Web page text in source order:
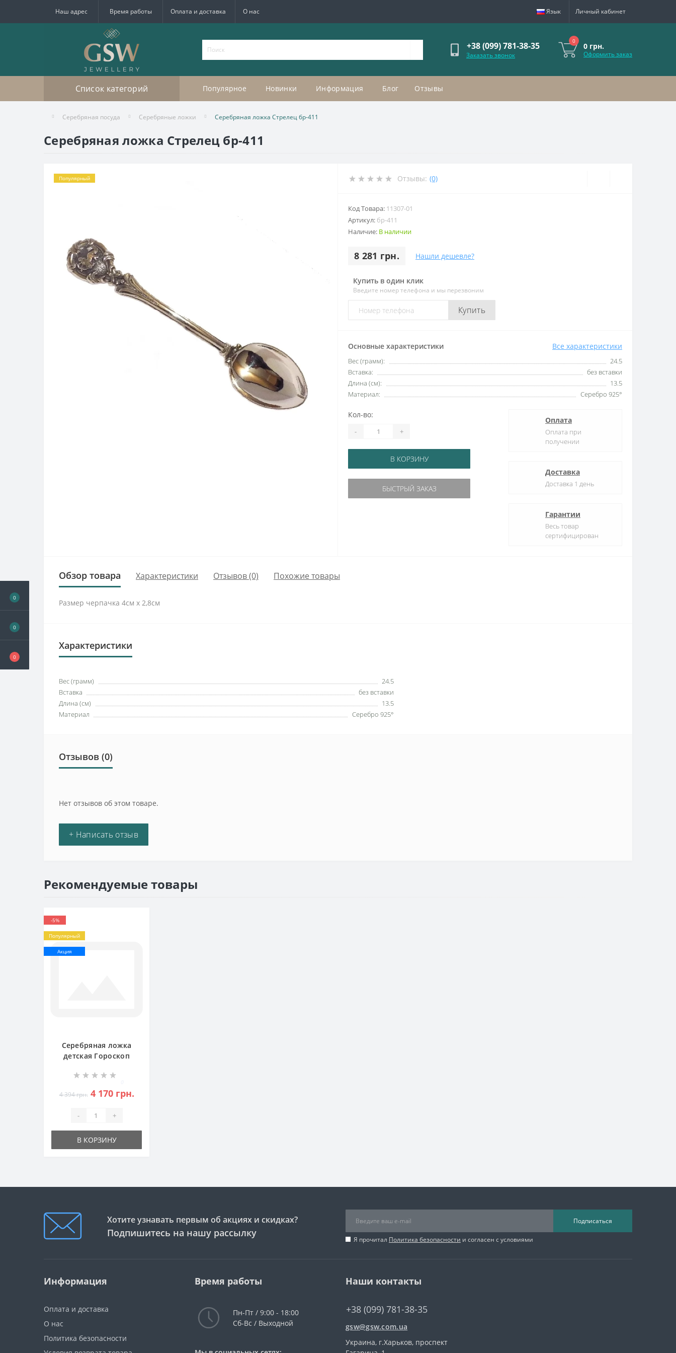
0
0
0
Наш адрес Время работы Оплата и доставка О нас Язык Личный кабинет
+38 (099) 781-38-35
Заказать звонок
0
0 грн.
Оформить заказ
Список категорий Популярное Новинки Информация Блог Отзывы
Серебряная посуда Серебряные ложки Серебряная ложка Стрелец бр-411
Серебряная ложка Стрелец бр-411
Популярный Отзывы: (0)
Код Товара: 11307-01
Артикул: бр-411
Наличие: В наличии
8 281 грн. Нашли дешевле?
Купить в один клик
Введите номер телефона и мы перезвоним
Купить
Основные характеристики Все характеристики
Вес (грамм):
24.5
Вставка:
без вставки
Длина (см):
13.5
Материал:
Серебро 925°
Кол-во:
- +
В КОРЗИНУ
БЫСТРЫЙ ЗАКАЗ
Оплата
Оплата при
получении
Доставка
Доставка 1 день
Гарантии
Весь товар
сертифицирован
Обзор товара Характеристики Отзывов (0) Похожие товары
Размер черпачка 4см х 2,8см
Характеристики
Вес (грамм)
24.5
Вставка
без вставки
Длина (см)
13.5
Материал
Серебро 925°
Отзывов (0)
Нет отзывов об этом товаре.
+ Написать отзыв
Рекомендуемые товары
-5%
Популярный
Акция
Серебряная ложка
детская Гороскоп
4 394 грн. 4 170 грн.
- +
В КОРЗИНУ
Хотите узнавать первым об акциях и скидках?
Подпишитесь на нашу рассылку
Подписаться
Я прочитал Политика безопасности и согласен с условиями
Информация
Оплата и доставка
О нас
Политика безопасности
Время работы
Пн-Пт / 9:00 - 18:00
Сб-Вс / Выходной
Наши контакты
+38 (099) 781-38-35
gsw@gsw.com.ua
Украина, г.Харьков, проспект